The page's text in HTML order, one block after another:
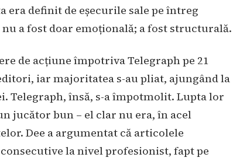
era definit de eșecurile sale pe întreg
a fost doar emoțională; a fost structurală.
de acțiune împotriva Telegraph pe 21
iar majoritatea s-au pliat, ajungând la
Telegraph, însă, s-a împotmolit. Lupta lor
jucător bun – el clar nu era, în acel
Dee a argumentat că articolele
la nivel profesionist, fapt pe